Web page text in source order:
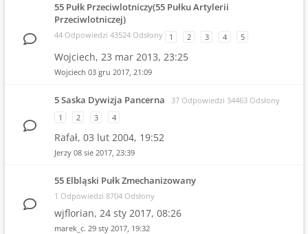
55 Pułk Przeciwlotniczy(55 Pułku Artylerii
Przeciwlotniczej)
44 Odpowiedzi 43524 Odsłony 1 2 3 4 5
Wojciech, 23 mar 2013, 23:25
Wojciech 03 gru 2017, 21:09
5 Saska Dywizja Pancerna
37 Odpowiedzi 34463 Odsłony
1
2 3 4
Rafał, 03 lut 2004, 19:52
Jerzy 08 sie 2017, 23:39
55 Elbląski Pułk Zmechanizowany
1 Odpowiedzi 8704 Odsłony
wjflorian, 24 sty 2017, 08:26
marek_c. 29 sty 2017, 19:32